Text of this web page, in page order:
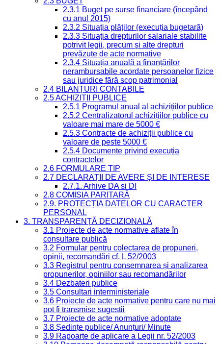
2.3.1 Buget pe surse financiare (începând
cu anul 2015)
2.3.2 Situația plăților (execuția bugetară)
2.3.3 Situația drepturilor salariale stabilite
potrivit legii, precum și alte drepturi
prevăzute de acte normative
2.3.4 Situația anuală a finanțărilor
nerambursabile acordate persoanelor fizice
sau juridice fără scop patrimonial
2.4 BILANȚURI CONTABILE
2.5 ACHIZIȚII PUBLICE
2.5.1 Programul anual al achizițiilor publice
2.5.2 Centralizatorul achizițiilor publice cu
valoare mai mare de 5000 €
2.5.3 Contracte de achiziții publice cu
valoare de peste 5000 €
2.5.4 Documente privind execuția
contractelor
2.6 FORMULARE TIP
2.7 DECLARAȚII DE AVERE ȘI DE INTERESE
2.7.1. Arhive DA si DI
2.8 COMISIA PARITARĂ
2.9. PROTECȚIA DATELOR CU CARACTER
PERSONAL
3. TRANSPARENȚĂ DECIZIONALĂ
3.1 Proiecte de acte normative aflate în
consultare publică
3.2 Formular pentru colectarea de propuneri,
opinii, recomandări cf. L 52/2003
3.3 Registrul pentru consemnarea și analizarea
propunerilor, opiniilor sau recomandărilor
3.4 Dezbateri publice
3.5 Consultari interministeriale
3.6 Proiecte de acte normative pentru care nu mai
pot fi transmise sugestii
3.7 Proiecte de acte normative adoptate
3.8 Ședințe publice/ Anunțuri/ Minute
3.9 Rapoarte de aplicare a Legii nr. 52/2003